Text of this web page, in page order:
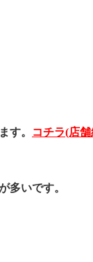
す。 コチラ(店
多いです。